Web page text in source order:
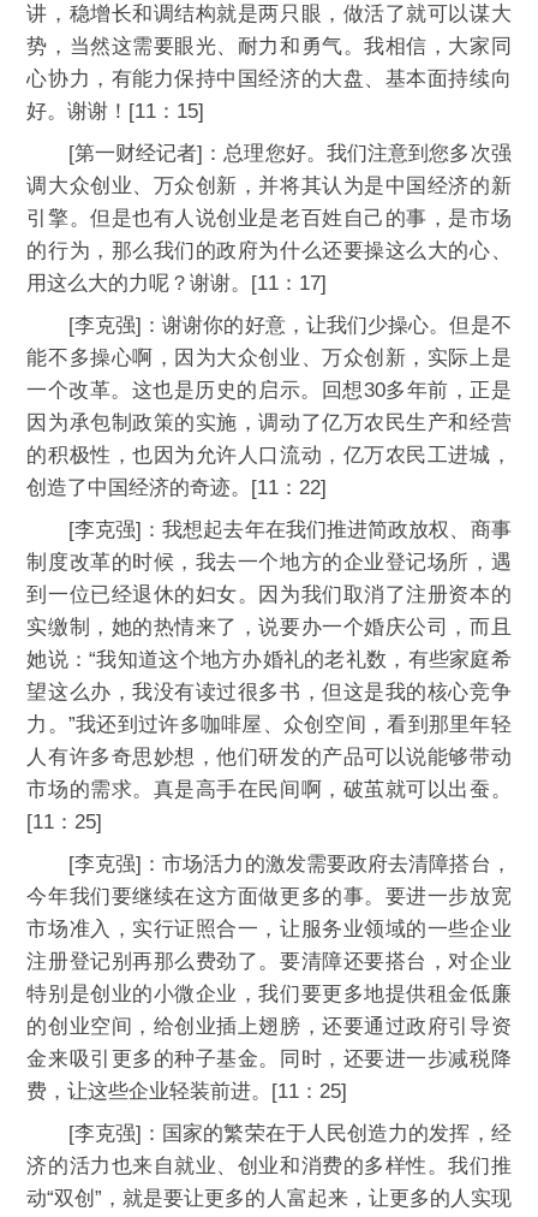
讲，稳增长和调结构就是两只眼，做活了就可以谋大
势，当然这需要眼光、耐力和勇气。我相信，大家同
心协力，有能力保持中国经济的大盘、基本面持续向
好。谢谢！[11：15]
[第一财经记者]：总理您好。我们注意到您多次强
调大众创业、万众创新，并将其认为是中国经济的新
引擎。但是也有人说创业是老百姓自己的事，是市场
的行为，那么我们的政府为什么还要操这么大的心、
用这么大的力呢？谢谢。[11：17]
[李克强]：谢谢你的好意，让我们少操心。但是不
能不多操心啊，因为大众创业、万众创新，实际上是
一个改革。这也是历史的启示。回想30多年前，正是
因为承包制政策的实施，调动了亿万农民生产和经营
的积极性，也因为允许人口流动，亿万农民工进城，
创造了中国经济的奇迹。[11：22]
[李克强]：我想起去年在我们推进简政放权、商事
制度改革的时候，我去一个地方的企业登记场所，遇
到一位已经退休的妇女。因为我们取消了注册资本的
实缴制，她的热情来了，说要办一个婚庆公司，而且
她说：“我知道这个地方办婚礼的老礼数，有些家庭希
望这么办，我没有读过很多书，但这是我的核心竞争
力。”我还到过许多咖啡屋、众创空间，看到那里年轻
人有许多奇思妙想，他们研发的产品可以说能够带动
市场的需求。真是高手在民间啊，破茧就可以出蚕。
[11：25]
[李克强]：市场活力的激发需要政府去清障搭台，
今年我们要继续在这方面做更多的事。要进一步放宽
市场准入，实行证照合一，让服务业领域的一些企业
注册登记别再那么费劲了。要清障还要搭台，对企业
特别是创业的小微企业，我们要更多地提供租金低廉
的创业空间，给创业插上翅膀，还要通过政府引导资
金来吸引更多的种子基金。同时，还要进一步减税降
费，让这些企业轻装前进。[11：25]
[李克强]：国家的繁荣在于人民创造力的发挥，经
济的活力也来自就业、创业和消费的多样性。我们推
动“双创”，就是要让更多的人富起来，让更多的人实现